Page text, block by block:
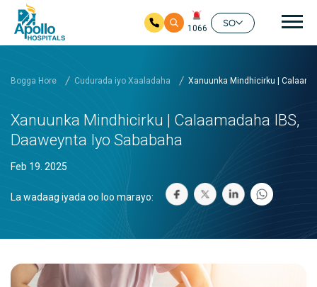
1066
SO
Bogga Hore Cudurada iyo Xaaladaha Xanuunka Mindhicirku |
Xanuunka Mindhicirku | Calaamadaha IBS,
Daaweynta Iyo Sababaha
Feb 19. 2025
La wadaag iyada oo loo marayo: